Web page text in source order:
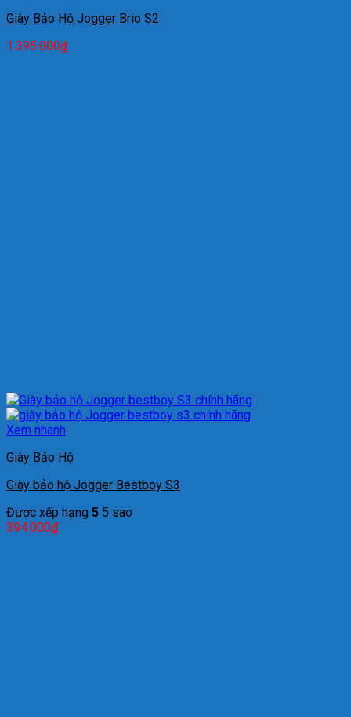
Giày Bảo Hộ Jogger Brio S2
1.395.000₫
Xem nhanh
Giày Bảo Hộ
Giày bảo hộ Jogger Bestboy S3
Được xếp hạng 5 5 sao
394.000₫